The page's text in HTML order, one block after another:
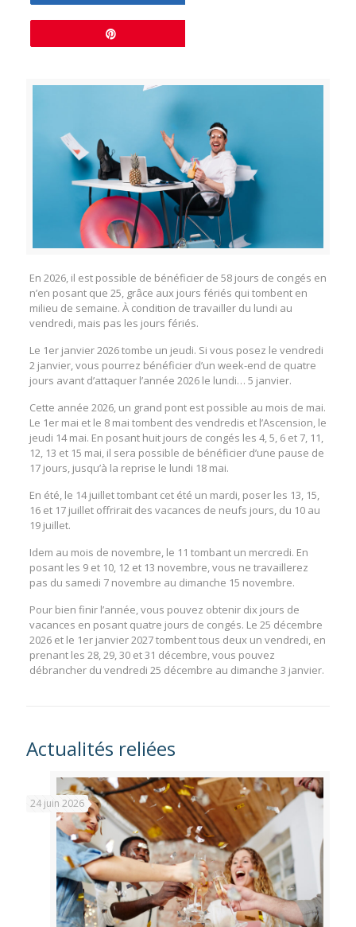
En 2026, il est possible de bénéficier de 58 jours de congés en
n’en posant que 25, grâce aux jours fériés qui tombent en
milieu de semaine. À condition de travailler du lundi au
vendredi, mais pas les jours fériés.
Le 1er janvier 2026 tombe un jeudi. Si vous posez le vendredi
2 janvier, vous pourrez bénéficier d’un week-end de quatre
jours avant d’attaquer l’année 2026 le lundi… 5 janvier.
Cette année 2026, un grand pont est possible au mois de mai.
Le 1er mai et le 8 mai tombent des vendredis et l’Ascension, le
jeudi 14 mai. En posant huit jours de congés les 4, 5, 6 et 7, 11,
12, 13 et 15 mai, il sera possible de bénéficier d’une pause de
17 jours, jusqu’à la reprise le lundi 18 mai.
En été, le 14 juillet tombant cet été un mardi, poser les 13, 15,
16 et 17 juillet offrirait des vacances de neufs jours, du 10 au
19 juillet.
Idem au mois de novembre, le 11 tombant un mercredi. En
posant les 9 et 10, 12 et 13 novembre, vous ne travaillerez
pas du samedi 7 novembre au dimanche 15 novembre.
Pour bien finir l’année, vous pouvez obtenir dix jours de
vacances en posant quatre jours de congés. Le 25 décembre
2026 et le 1er janvier 2027 tombent tous deux un vendredi, en
prenant les 28, 29, 30 et 31 décembre, vous pouvez
débrancher du vendredi 25 décembre au dimanche 3 janvier.
Actualités reliées
24 juin 2026